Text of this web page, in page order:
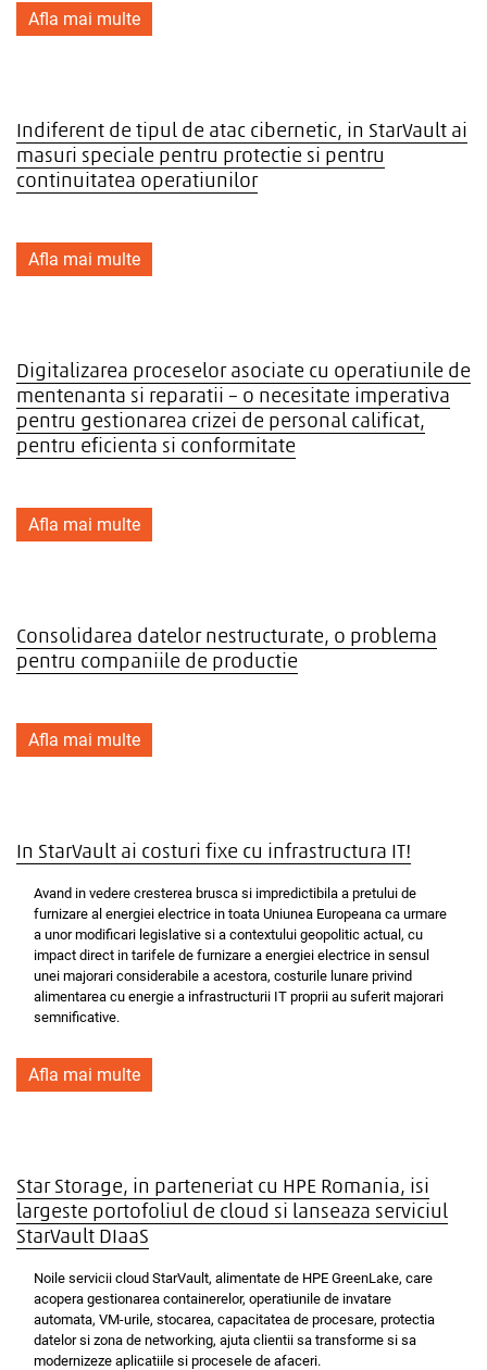
Afla mai multe
Indiferent de tipul de atac cibernetic, in StarVault ai
masuri speciale pentru protectie si pentru
continuitatea operatiunilor
Afla mai multe
Digitalizarea proceselor asociate cu operatiunile de
mentenanta si reparatii – o necesitate imperativa
pentru gestionarea crizei de personal calificat,
pentru eficienta si conformitate
Afla mai multe
Consolidarea datelor nestructurate, o problema
pentru companiile de productie
Afla mai multe
In StarVault ai costuri fixe cu infrastructura IT!
Avand in vedere cresterea brusca si impredictibila a pretului de
furnizare al energiei electrice in toata Uniunea Europeana ca urmare
a unor modificari legislative si a contextului geopolitic actual, cu
impact direct in tarifele de furnizare a energiei electrice in sensul
unei majorari considerabile a acestora, costurile lunare privind
alimentarea cu energie a infrastructurii IT proprii au suferit majorari
semnificative.
Afla mai multe
Star Storage, in parteneriat cu HPE Romania, isi
largeste portofoliul de cloud si lanseaza serviciul
StarVault DIaaS
Noile servicii cloud StarVault, alimentate de HPE GreenLake, care
acopera gestionarea containerelor, operatiunile de invatare
automata, VM-urile, stocarea, capacitatea de procesare, protectia
datelor si zona de networking, ajuta clientii sa transforme si sa
modernizeze aplicatiile si procesele de afaceri.